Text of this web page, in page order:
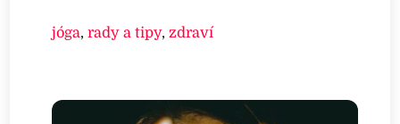
jóga,rady a tipy,zdraví